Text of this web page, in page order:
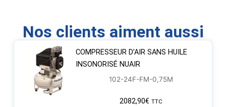
Nos clients aiment aussi
COMPRESSEUR D’AIR SANS HUILE
INSONORISÉ NUAIR
102-24F-FM-0,75M
2082,90€ TTC